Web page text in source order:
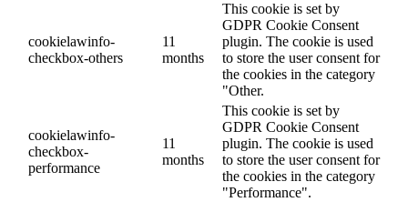
cookielawinfo-
checkbox-others
11
months
This cookie is set by
GDPR Cookie Consent
plugin. The cookie is used
to store the user consent for
the cookies in the category
"Other.
cookielawinfo-
checkbox-
performance
11
months
This cookie is set by
GDPR Cookie Consent
plugin. The cookie is used
to store the user consent for
the cookies in the category
"Performance".